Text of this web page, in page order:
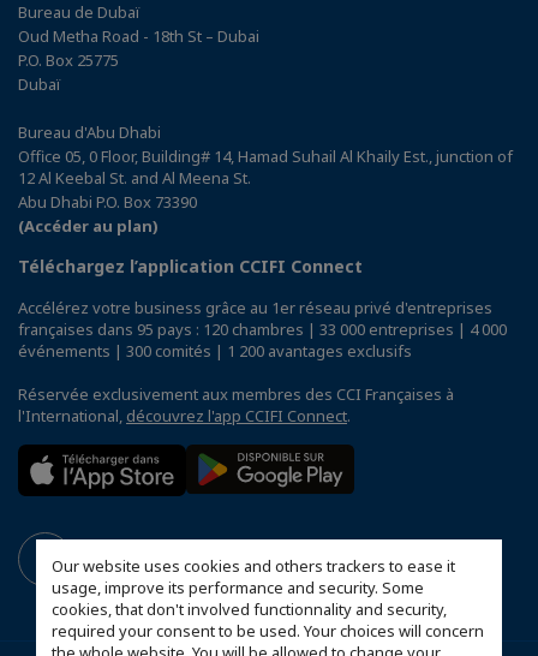
Our website uses cookies and others trackers to ease it
usage, improve its performance and security. Some
cookies, that don't involved functionnality and security,
required your consent to be used. Your choices will concern
Bureau de Dubaï
Oud Metha Road - 18th St – Dubai
P.O. Box 25775
Dubaï
Bureau d'Abu Dhabi
Office 05, 0 Floor, Building# 14, Hamad Suhail Al Khaily Est., junction of
12 Al Keebal St. and Al Meena St.
Abu Dhabi P.O. Box 73390
(Accéder au plan)
Téléchargez l’application CCIFI Connect
Accélérez votre business grâce au 1er réseau privé d'entreprises
françaises dans 95 pays : 120 chambres | 33 000 entreprises | 4 000
événements | 300 comités | 1 200 avantages exclusifs
Réservée exclusivement aux membres des CCI Françaises à
l'International, découvrez l'app CCIFI Connect.